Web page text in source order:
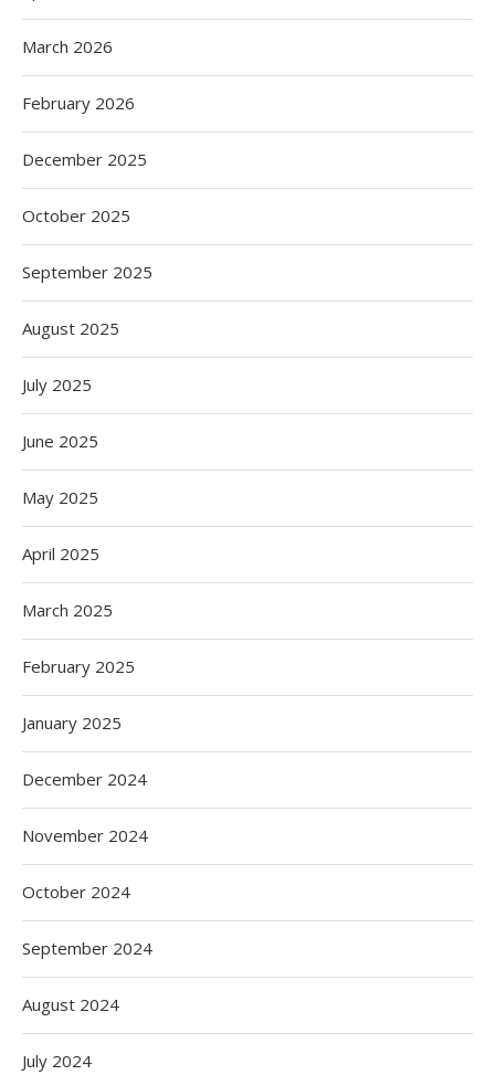
March 2026
February 2026
December 2025
October 2025
September 2025
August 2025
July 2025
June 2025
May 2025
April 2025
March 2025
February 2025
January 2025
December 2024
November 2024
October 2024
September 2024
August 2024
July 2024